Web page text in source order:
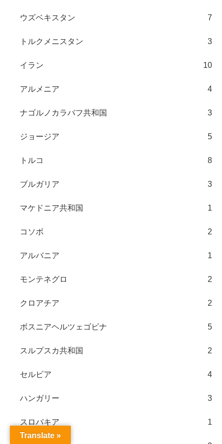
ウズベキスタン 7
トルクメニスタン 3
イラン 10
アルメニア 4
ナゴルノカラバフ共和国 3
ジョージア 5
トルコ 8
ブルガリア 3
マケドニア共和国 1
コソボ 2
アルバニア 1
モンテネグロ 2
クロアチア 2
ボスニアヘルツェゴビナ 5
スルプスカ共和国 2
セルビア 4
ハンガリー 3
スロバキア 1
Translate »